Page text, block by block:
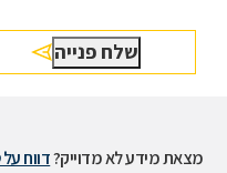
מצאת מידע לא מדוייק?דווח